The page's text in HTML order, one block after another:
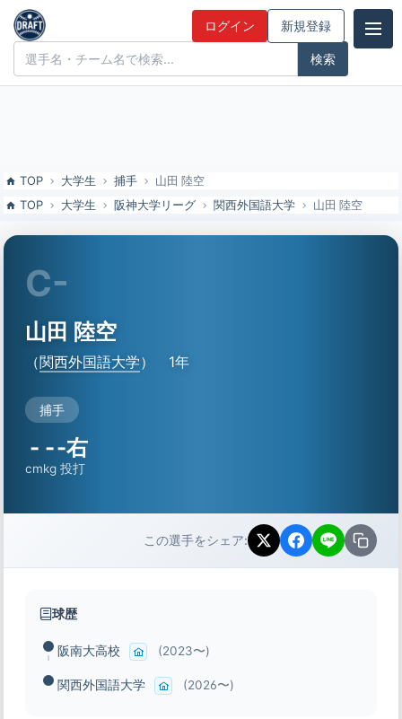
山田 陸空（関西外国語大）の特徴とドラフト評価 | ドラフト候補とみ
んなの評価
ドラフト候補とみんなの評価 ログイン 新規登録
TOP 大学生 捕手
山田 陸空
TOP
大学生 阪神大学リーグ 関西外国語大学 山田 陸空
C-
山田 陸空
（関西外国語大学） 1年
捕手
-
cm
-
kg
-右
投打
この選手をシェア:
球歴
阪南大高校 (2023〜)
関西外国語大学 (2026〜)